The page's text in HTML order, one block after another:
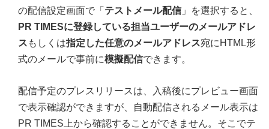
の配信設定画面で「 テストメール配信」を選択すると、
PR TIMESに登録している担当ユーザーのメールアドレ
ス もしくは指定した任意のメールアドレス宛にHTML形
式のメールで事前に模擬配信できます。
配信予定のプレスリリースは、入稿後にプレビュー画面
で表示確認ができますが、自動配信されるメール表示は
PR TIMES上から確認することができません。そこでテ